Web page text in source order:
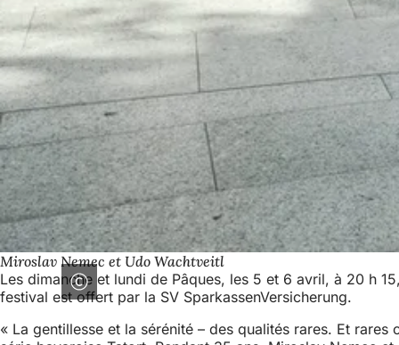
Miroslav Nemec et Udo Wachtveitl
Les dimanche et lundi de Pâques, les 5 et 6 avril, à 20 h
festival est offert par la SV SparkassenVersicherung.
« La gentillesse et la sérénité – des qualités rares. Et